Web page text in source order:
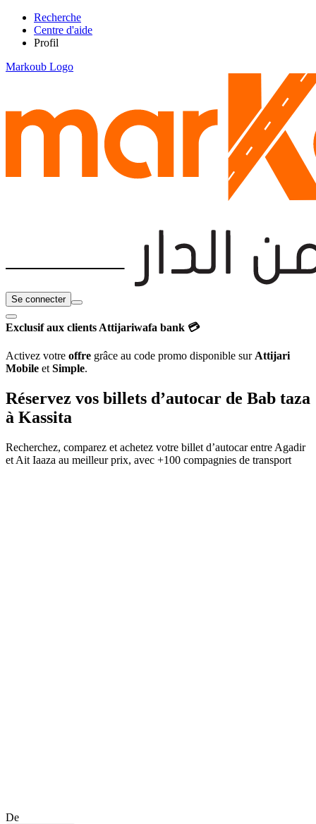
Recherche
Centre d'aide
Profil
Markoub Logo
Se connecter
Exclusif aux clients Attijariwafa bank 💳
Activez votre offre grâce au code promo disponible sur Attijari
Mobile et Simple.
Réservez vos billets d’autocar de Bab taza
à Kassita
Recherchez, comparez et achetez votre billet d’autocar entre Agadir
et Ait Iaaza au meilleur prix, avec +100 compagnies de transport
De